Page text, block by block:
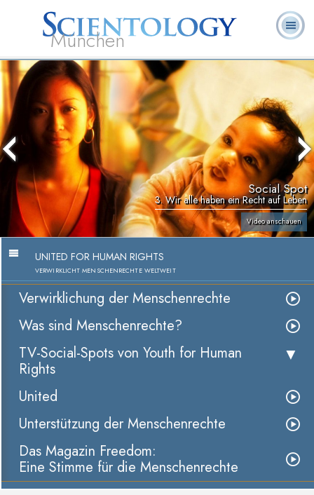
München
L. Ron
Hubbard
Was ist
Scientology?
Ehrenamtliche
Geistliche
Häufig gestellte
Bücher
Social Spot
3. Wir alle haben ein Recht auf Leben
Video anschauen
UNITED FOR HUMAN RIGHTS
VERWIRKLICHT MENSCHENRECHTE WELTWEIT
Verwirklichung der Menschenrechte
Was sind Menschenrechte?
TV-Social-Spots von Youth for Human
Rights
United
Unterstützung der Menschenrechte
Das Magazin Freedom:
Eine Stimme für die Menschenrechte